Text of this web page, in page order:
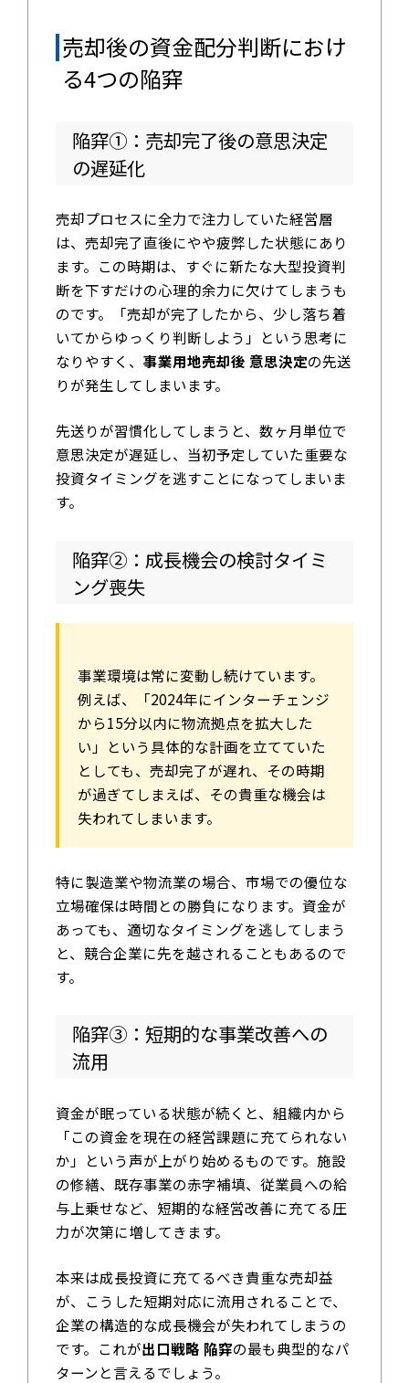
売却後の資金配分判断におけ
る4つの陥穽
陥穽①：売却完了後の意思決定
の遅延化
売却プロセスに全力で注力していた経営層
は、売却完了直後にやや疲弊した状態にあり
ます。この時期は、すぐに新たな大型投資判
断を下すだけの心理的余力に欠けてしまうも
のです。「売却が完了したから、少し落ち着
いてからゆっくり判断しよう」という思考に
なりやすく、 事業用地売却後 意思決定の先送
りが発生してしまいます。
先送りが習慣化してしまうと、数ヶ月単位で
意思決定が遅延し、当初予定していた重要な
投資タイミングを逃すことになってしまいま
す。
陥穽②：成長機会の検討タイミ
ング喪失
事業環境は常に変動し続けています。
例えば、「2024年にインターチェンジ
から15分以内に物流拠点を拡大した
い」という具体的な計画を立てていた
としても、売却完了が遅れ、その時期
が過ぎてしまえば、その貴重な機会は
失われてしまいます。
特に製造業や物流業の場合、市場での優位な
立場確保は時間との勝負になります。資金が
あっても、適切なタイミングを逃してしまう
と、競合企業に先を越されることもあるので
す。
陥穽③：短期的な事業改善への
流用
資金が眠っている状態が続くと、組織内から
「この資金を現在の経営課題に充てられない
か」という声が上がり始めるものです。施設
の修繕、既存事業の赤字補填、従業員への給
与上乗せなど、短期的な経営改善に充てる圧
力が次第に増してきます。
本来は成長投資に充てるべき貴重な売却益
が、こうした短期対応に流用されることで、
企業の構造的な成長機会が失われてしまうの
です。これが出口戦略 陥穽の最も典型的なパ
ターンと言えるでしょう。